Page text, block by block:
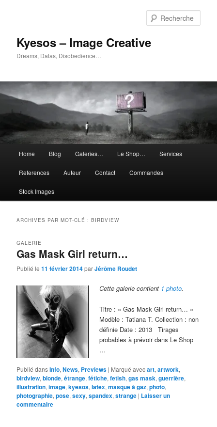
Kyesos – Image Creative
Dreams, Datas, Disobedience…
principal
Home Blog Galeries… Le Shop… Services
References Auteur Contact Commandes
Stock Images
ARCHIVES PAR MOT-CLÉ :BIRDVIEW
Gas Mask Girl return…
GALERIE
Publié le11 février 2014parJérôme Roudet
Cette galerie contient 1 photo.
Titre : « Gas Mask Girl return… »
Modèle : Tatiana T. Collection : non
définie Date : 2013 Tirages
probables à prévoir dans Le Shop
…
Publié dansInfo,News, Previews | Marqué avecart,artwork,
birdview,blonde,étrange,fétiche,fetish,gas mask,guerrière,
illustration,image,kyesos,latex,masque à gaz,photo,
photographie,pose,sexy,spandex,strange | Laisser un
commentaire